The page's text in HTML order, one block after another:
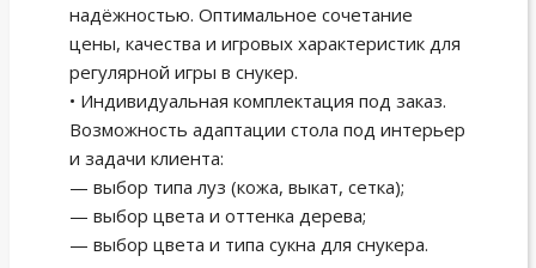
надёжностью. Оптимальное сочетание
цены, качества и игровых характеристик для
регулярной игры в снукер.
• Индивидуальная комплектация под заказ.
Возможность адаптации стола под интерьер
и задачи клиента:
— выбор типа луз (кожа, выкат, сетка);
— выбор цвета и оттенка дерева;
— выбор цвета и типа сукна для снукера.